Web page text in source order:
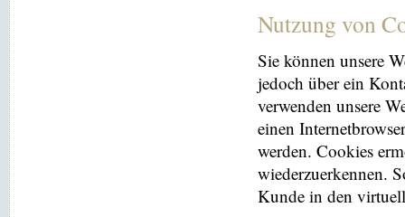
Nutzung von
Sie können unsere
jedoch über ein
verwenden unsere
einen
werden. Cookies
wiederzuerkennen.
Kunde in den